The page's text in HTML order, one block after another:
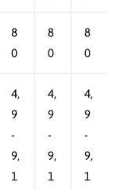
8
0
8
0
8
0
4,
9
-
9,
1
4,
9
-
9,
1
4,
9
-
9,
1